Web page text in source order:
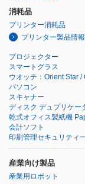
消耗品
プリンター消耗品
プリンター製品情報
プロジェクター
スマートグラス
ウオッチ：Orient Star /
パソコン
スキャナー
ディスク デュプリケー
乾式オフィス製紙機
会計ソフト
印刷管理セキュリティ
産業向け製品
産業用ロボット